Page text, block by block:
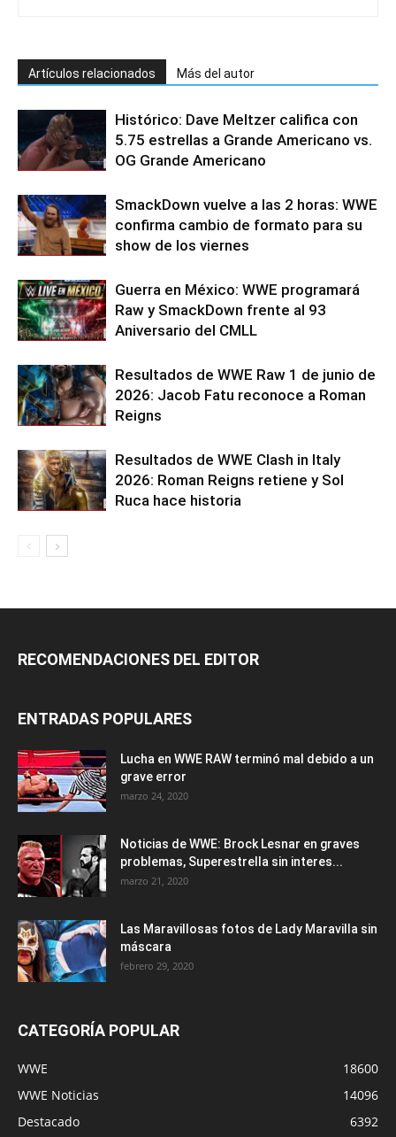
Artículos relacionados Más del autor
Histórico: Dave Meltzer califica con
5.75 estrellas a Grande Americano vs.
OG Grande Americano
SmackDown vuelve a las 2 horas: WWE
confirma cambio de formato para su
show de los viernes
Guerra en México: WWE programará
Raw y SmackDown frente al 93
Aniversario del CMLL
Resultados de WWE Raw 1 de junio de
2026: Jacob Fatu reconoce a Roman
Reigns
Resultados de WWE Clash in Italy
2026: Roman Reigns retiene y Sol
Ruca hace historia
RECOMENDACIONES DEL EDITOR
ENTRADAS POPULARES
Lucha en WWE RAW terminó mal debido a un
grave error
marzo 24, 2020
Noticias de WWE: Brock Lesnar en graves
problemas, Superestrella sin interes...
marzo 21, 2020
Las Maravillosas fotos de Lady Maravilla sin
máscara
febrero 29, 2020
CATEGORÍA POPULAR
WWE
18600
WWE Noticias
14096
Destacado
6392